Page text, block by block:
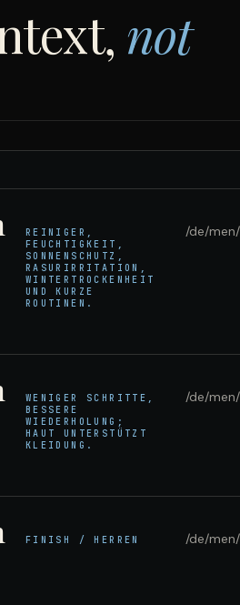
not
REINIGER,
FEUCHTIGKEIT,
SONNENSCHUTZ,
RASURIRRITATION,
WINTERTROCKENHEIT
UND KURZE
ROUTINEN.
/de/
WENIGER SCHRITTE,
BESSERE
WIEDERHOLUNG;
HAUT UNTERSTÜTZT
KLEIDUNG.
/de/
FINISH / HERREN /de/